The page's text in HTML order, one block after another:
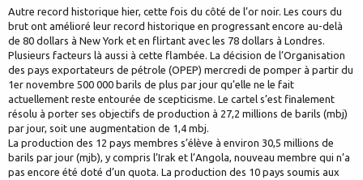
Autre record historique hier, cette fois du côté de l’or noir. Les cours du
brut ont amélioré leur record historique en progressant encore au-delà
de 80 dollars à New York et en flirtant avec les 78 dollars à Londres.
Plusieurs facteurs là aussi à cette flambée. La décision de l’Organisation
des pays exportateurs de pétrole (OPEP) mercredi de pomper à partir du
1er novembre 500 000 barils de plus par jour qu’elle ne le fait
actuellement reste entourée de scepticisme. Le cartel s’est finalement
résolu à porter ses objectifs de production à 27,2 millions de barils (mbj)
par jour, soit une augmentation de 1,4 mbj.
La production des 12 pays membres s’élève à environ 30,5 millions de
barils par jour (mjb), y compris l’Irak et l’Angola, nouveau membre qui n’a
pas encore été doté d’un quota. La production des 10 pays soumis aux